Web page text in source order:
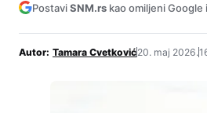
PostaviSNM.rs kao omiljeni Google
Autor: Tamara Cvetković20. maj 2026.